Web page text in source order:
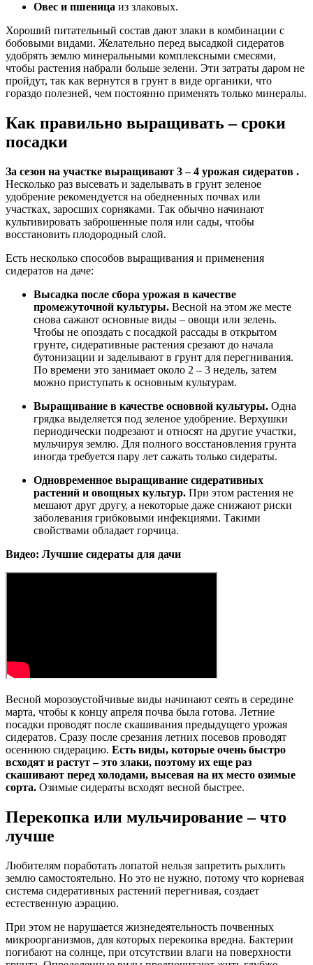
Овес и пшеница из злаковых.
Хороший питательный состав дают злаки в комбинации с
бобовыми видами. Желательно перед высадкой сидератов
удобрять землю минеральными комплексными смесями,
чтобы растения набрали больше зелени. Эти затраты даром не
пройдут, так как вернутся в грунт в виде органики, что
гораздо полезней, чем постоянно применять только минералы.
Как правильно выращивать – сроки
посадки
За сезон на участке выращивают 3 – 4 урожая сидератов .
Несколько раз высевать и заделывать в грунт зеленое
удобрение рекомендуется на обедненных почвах или
участках, заросших сорняками. Так обычно начинают
культивировать заброшенные поля или сады, чтобы
восстановить плодородный слой.
Есть несколько способов выращивания и применения
сидератов на даче:
Высадка после сбора урожая в качестве
промежуточной культуры. Весной на этом же месте
снова сажают основные виды – овощи или зелень.
Чтобы не опоздать с посадкой рассады в открытом
грунте, сидеративные растения срезают до начала
бутонизации и заделывают в грунт для перегнивания.
По времени это занимает около 2 – 3 недель, затем
можно приступать к основным культурам.
Выращивание в качестве основной культуры. Одна
грядка выделяется под зеленое удобрение. Верхушки
периодически подрезают и относят на другие участки,
мульчируя землю. Для полного восстановления грунта
иногда требуется пару лет сажать только сидераты.
Одновременное выращивание сидеративных
растений и овощных культур. При этом растения не
мешают друг другу, а некоторые даже снижают риски
заболевания грибковыми инфекциями. Такими
свойствами обладает горчица.
Видео: Лучшие сидераты для дачи
Весной морозоустойчивые виды начинают сеять в середине
марта, чтобы к концу апреля почва была готова. Летние
посадки проводят после скашивания предыдущего урожая
сидератов. Сразу после срезания летних посевов проводят
осеннюю сидерацию. Есть виды, которые очень быстро
всходят и растут – это злаки, поэтому их еще раз
скашивают перед холодами, высевая на их место озимые
сорта. Озимые сидераты всходят весной быстрее.
Перекопка или мульчирование – что
лучше
Любителям поработать лопатой нельзя запретить рыхлить
землю самостоятельно. Но это не нужно, потому что корневая
система сидеративных растений перегнивая, создает
естественную аэрацию.
При этом не нарушается жизнедеятельность почвенных
микроорганизмов, для которых перекопка вредна. Бактерии
погибают на солнце, при отсутствии влаги на поверхности